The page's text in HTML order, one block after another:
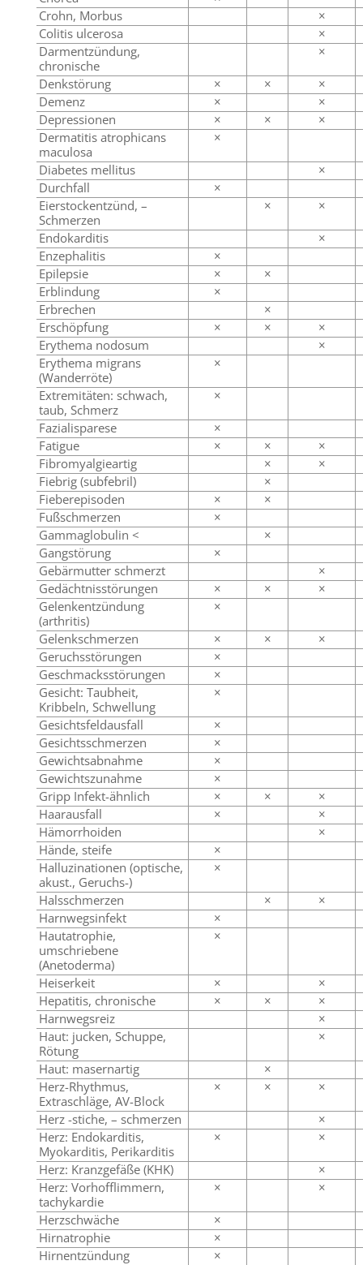
Crohn, Morbus
×
Colitis ulcerosa
×
Darmentzündung,
chronische
×
Denkstörung
× ×
×
Demenz
×
×
Depressionen
× ×
×
Dermatitis atrophicans
maculosa
×
Diabetes mellitus
×
Durchfall
×
Eierstockentzünd, –
Schmerzen
×
×
Endokarditis
×
Enzephalitis
×
Epilepsie
×
×
Erblindung
×
Erbrechen
×
Erschöpfung
× ×
×
Erythema nodosum
×
Erythema migrans
(Wanderröte)
×
Extremitäten: schwach,
taub, Schmerz
×
Fazialisparese
×
Fatigue
× ×
×
Fibromyalgieartig
×
×
Fiebrig (subfebril)
×
Fieberepisoden
×
×
Fußschmerzen
×
Gammaglobulin <
×
Gangstörung
×
Gebärmutter schmerzt
×
Gedächtnisstörungen
× ×
×
Gelenkentzündung
(arthritis)
×
Gelenkschmerzen
× ×
×
Geruchsstörungen
×
Geschmacksstörungen
×
Gesicht: Taubheit,
Kribbeln, Schwellung
×
Gesichtsfeldausfall
×
Gesichtsschmerzen
×
Gewichtsabnahme
×
Gewichtszunahme
×
Gripp Infekt-ähnlich
× ×
×
Haarausfall
×
×
Hämorrhoiden
×
Hände, steife
×
Halluzinationen (optische,
akust., Geruchs-)
×
Halsschmerzen
×
×
Harnwegsinfekt
×
Hautatrophie,
umschriebene
(Anetoderma)
×
Heiserkeit ×
×
Hepatitis, chronische
× ×
×
Harnwegsreiz
×
Haut: jucken, Schuppe,
Rötung
×
Haut: masernartig
×
Herz-Rhythmus,
Extraschläge, AV-Block
× ×
×
Herz -stiche, – schmerzen
×
Herz: Endokarditis,
Myokarditis, Perikarditis
×
×
Herz: Kranzgefäße (KHK)
×
Herz: Vorhofflimmern,
tachykardie
×
×
Herzschwäche
×
Hirnatrophie
×
Hirnentzündung
×